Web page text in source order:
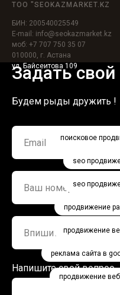
Задать свой
Будем рыды дружить !
Напишите свой вопрос
ТОО "SEOKAZMARKET.KZ
БИН: 200540025549
E-mail: info@seokazmarket.kz
моб: +7 707 750 35 07
010000, г. Астана
ул. Байсеитова 109
поисковое
seo
seo
продвижение
продвижение
реклама сайта в
продвижение